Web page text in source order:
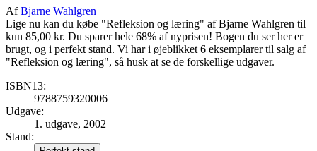
AfBjarne Wahlgren
Lige nu kan du købe "Refleksion og læring" af Bjarne Wahlgren til
kun 85,00 kr. Du sparer hele 68% af nyprisen! Bogen du ser her er
brugt, og i perfekt stand. Vi har i øjeblikket 6 eksemplarer til salg af
"Refleksion og læring", så husk at se de forskellige udgaver.
ISBN13:
9788759320006
Udgave:
1. udgave, 2002
Stand: